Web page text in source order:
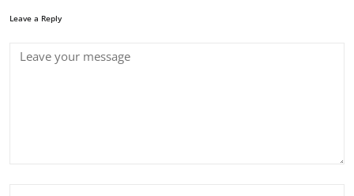
Leave a Reply